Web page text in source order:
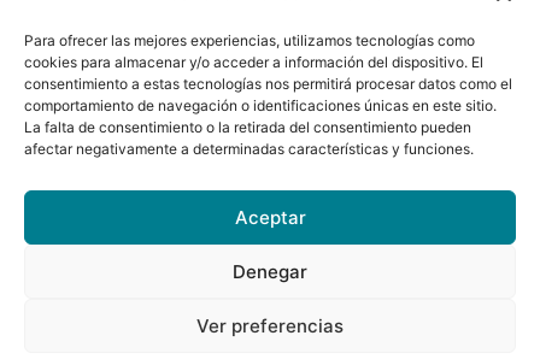
Para ofrecer las mejores experiencias, utilizamos tecnologías como
cookies para almacenar y/o acceder a información del dispositivo. El
consentimiento a estas tecnologías nos permitirá procesar datos como el
comportamiento de navegación o identificaciones únicas en este sitio.
La falta de consentimiento o la retirada del consentimiento pueden
afectar negativamente a determinadas características y funciones.
Aceptar
Denegar
Ver preferencias